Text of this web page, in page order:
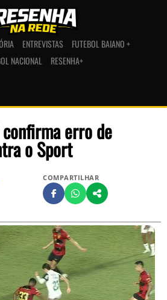
ENTREVISTAS
FUTEBOL BAIANO +
NACIONAL
RESENHA+
erro de
o Sport
COMPARTILHAR